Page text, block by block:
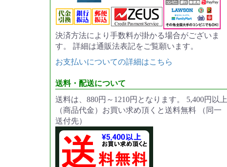
決済方法により手数料が掛かる場合がございま
す。 詳細は通販法表記をご覧願います。
お支払いについての詳細はこちら
送料・配送について
送料は、880円～1210円となります。 5,400円以上
（商品代金）お買い求め頂くと送料無料 （同一
送付先）